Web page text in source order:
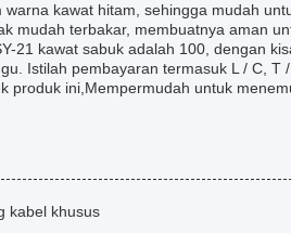
warna kawat hitam, sehingga mudah
mudah terbakar, membuatnya aman
21 kawat sabuk adalah 100, dengan
Istilah pembayaran termasuk L / C,
produk ini,Mempermudah untuk
kabel khusus